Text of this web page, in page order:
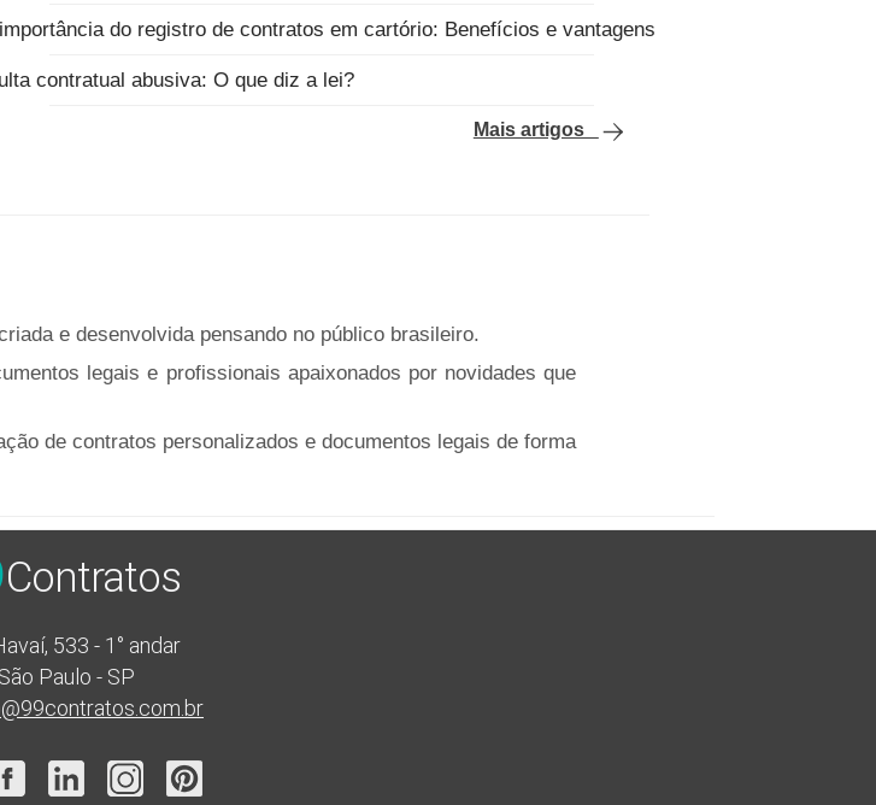
do registro de contratos em cartório: Benefícios e vantagens
contratual abusiva: O que diz a lei?
Mais artigos
e desenvolvida pensando no público brasileiro.
legais e profissionais apaixonados por novidades que
de contratos personalizados e documentos legais de forma
Contratos
533 - 1° andar
São Paulo - SP